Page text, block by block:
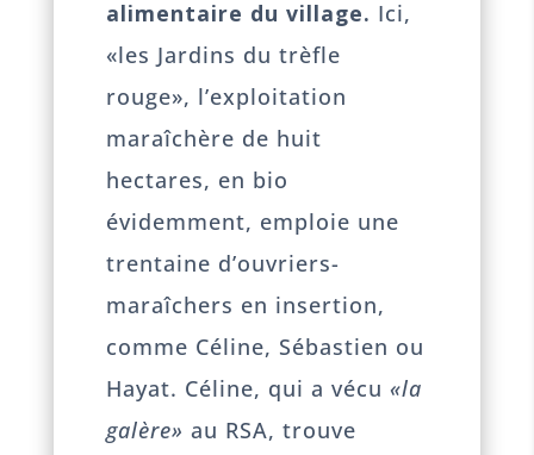
alimentaire du village. Ici,
«les Jardins du trèfle
rouge», l’exploitation
maraîchère de huit
hectares, en bio
évidemment, emploie une
trentaine d’ouvriers-
maraîchers en insertion,
comme Céline, Sébastien ou
Hayat. Céline, qui a vécu«la
galère» au RSA, trouve